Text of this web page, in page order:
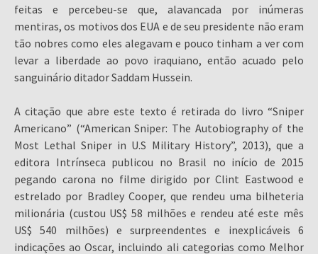
feitas e percebeu-se que, alavancada por inúmeras
mentiras, os motivos dos EUA e de seu presidente não eram
tão nobres como eles alegavam e pouco tinham a ver com
levar a liberdade ao povo iraquiano, então acuado pelo
sanguinário ditador Saddam Hussein.
A citação que abre este texto é retirada do livro “Sniper
Americano” (“American Sniper: The Autobiography of the
Most Lethal Sniper in U.S Military History”, 2013), que a
editora Intrínseca publicou no Brasil no início de 2015
pegando carona no filme dirigido por Clint Eastwood e
estrelado por Bradley Cooper, que rendeu uma bilheteria
milionária (custou US$ 58 milhões e rendeu até este mês
US$ 540 milhões) e surpreendentes e inexplicáveis 6
indicações ao Oscar, incluindo ali categorias como Melhor